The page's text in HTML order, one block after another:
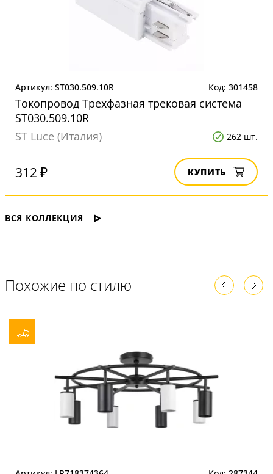
Артикул: ST030.509.10R Код: 301458
Токопровод Трехфазная трековая система
ST030.509.10R
ST Luce (Италия)
262 шт.
312 ₽ КУПИТЬ
ВСЯ КОЛЛЕКЦИЯ
Похожие по стилю